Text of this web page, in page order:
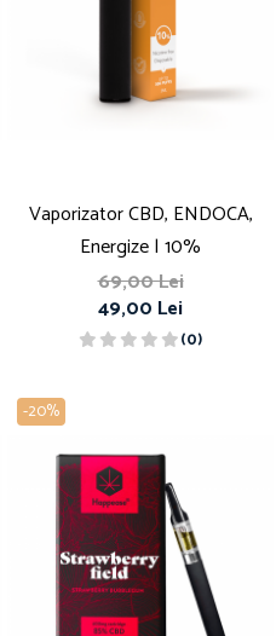
Vaporizator CBD, ENDOCA,
Energize | 10%
69,00 Lei
49,00 Lei
(0)
-20%